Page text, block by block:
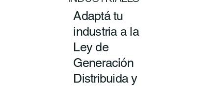
Adaptá tu
industria a la
Ley de
Generación
Distribuida y